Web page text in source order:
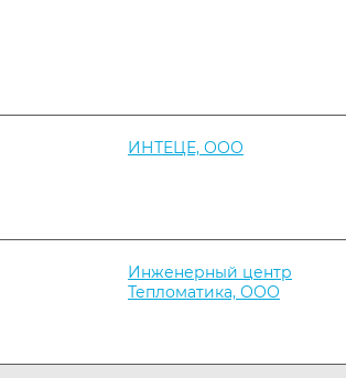
ИНТЕЦЕ, ООО
Инженерный центр
Тепломатика, ООО